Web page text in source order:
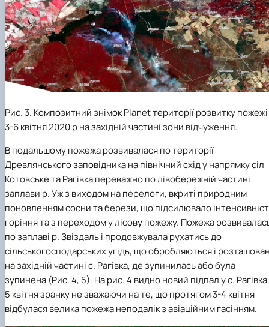
Рис. 3. Композитний знімок Planet території розвитку пожежі
3-6 квітня 2020 р на західній частині зони відчуження.
В подальшому пожежа розвивалася по території
Древлянського заповідника на північний схід у напрямку сіл
Котовське та Рагівка переважно по лівобережній частині
заплави р. Уж з виходом на перелоги, вкриті природним
поновленням сосни та берези, що підсилювало
горіння та з переходом у лісову пожежу. Пожежа
по заплаві р. Звіздаль і продовжувала рухатись до
сільськогосподарських угідь, що обробляються і
на західній частині с. Рагівка, де зупинилась або була
зупинена (Рис. 4, 5). На рис. 4 видно новий підпал у с. Рагівка
5 квітня зранку не зважаючи на те, що протягом 3-4 квітня
відбулася велика пожежа неподалік з авіаційним гасінням.